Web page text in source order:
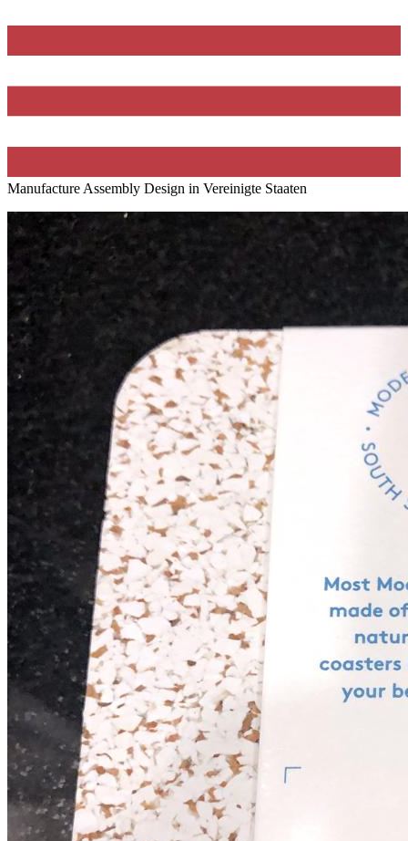
Manufacture Assembly Design in Vereinigte Staaten